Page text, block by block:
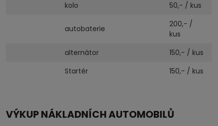
kolo
50,- / kus
autobaterie
200,- /
kus
alternátor
150,- / kus
Startér
150,- / kus
VÝKUP NÁKLADNÍCH AUTOMOBILŮ